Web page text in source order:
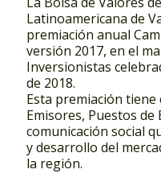
Latinoamericana de
premiación anual
versión 2017, en el
Inversionistas
de 2018.
Esta premiación
Emisores, Puestos de
comunicación social
y desarrollo del
la región.